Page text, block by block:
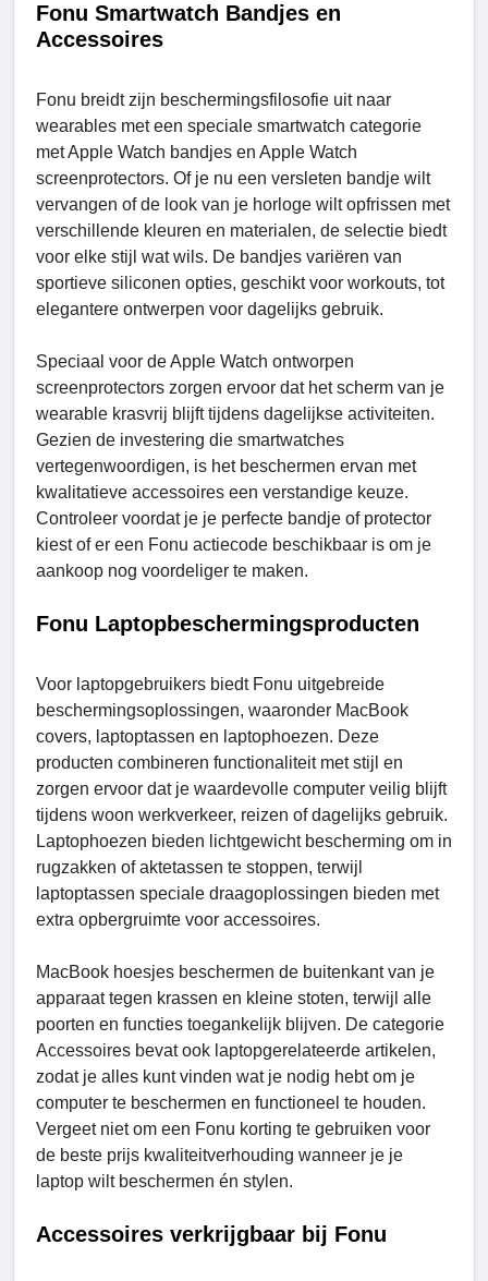
Fonu Smartwatch Bandjes en
Accessoires
Fonu breidt zijn beschermingsfilosofie uit naar
wearables met een speciale smartwatch categorie
met Apple Watch bandjes en Apple Watch
screenprotectors. Of je nu een versleten bandje wilt
vervangen of de look van je horloge wilt opfrissen met
verschillende kleuren en materialen, de selectie biedt
voor elke stijl wat wils. De bandjes variëren van
sportieve siliconen opties, geschikt voor workouts, tot
elegantere ontwerpen voor dagelijks gebruik.
Speciaal voor de Apple Watch ontworpen
screenprotectors zorgen ervoor dat het scherm van je
wearable krasvrij blijft tijdens dagelijkse activiteiten.
Gezien de investering die smartwatches
vertegenwoordigen, is het beschermen ervan met
kwalitatieve accessoires een verstandige keuze.
Controleer voordat je je perfecte bandje of protector
kiest of er een Fonu actiecode beschikbaar is om je
aankoop nog voordeliger te maken.
Fonu Laptopbeschermingsproducten
Voor laptopgebruikers biedt Fonu uitgebreide
beschermingsoplossingen, waaronder MacBook
covers, laptoptassen en laptophoezen. Deze
producten combineren functionaliteit met stijl en
zorgen ervoor dat je waardevolle computer veilig blijft
tijdens woon werkverkeer, reizen of dagelijks gebruik.
Laptophoezen bieden lichtgewicht bescherming om in
rugzakken of aktetassen te stoppen, terwijl
laptoptassen speciale draagoplossingen bieden met
extra opbergruimte voor accessoires.
MacBook hoesjes beschermen de buitenkant van je
apparaat tegen krassen en kleine stoten, terwijl alle
poorten en functies toegankelijk blijven. De categorie
Accessoires bevat ook laptopgerelateerde artikelen,
zodat je alles kunt vinden wat je nodig hebt om je
computer te beschermen en functioneel te houden.
Vergeet niet om een ​​Fonu korting te gebruiken voor
de beste prijs kwaliteitverhouding wanneer je je
laptop wilt beschermen én stylen.
Accessoires verkrijgbaar bij Fonu